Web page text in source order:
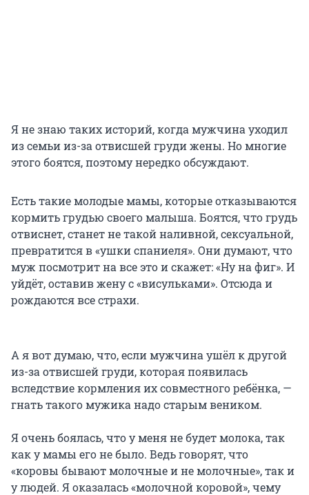
Я не знаю таких историй, когда мужчина уходил
из семьи из-за отвисшей груди жены. Но многие
этого боятся, поэтому нередко обсуждают.
Есть такие молодые мамы, которые отказываются
кормить грудью своего малыша. Боятся, что грудь
отвиснет, станет не такой наливной, сексуальной,
превратится в «ушки спаниеля». Они думают, что
муж посмотрит на все это и скажет: «Ну на фиг». И
уйдёт, оставив жену с «висульками». Отсюда и
рождаются все страхи.
А я вот думаю, что, если мужчина ушёл к другой
из-за отвисшей груди, которая появилась
вследствие кормления их совместного ребёнка, —
гнать такого мужика надо старым веником.
Я очень боялась, что у меня не будет молока, так
как у мамы его не было. Ведь говорят, что
«коровы бывают молочные и не молочные», так и
у людей. Я оказалась «молочной коровой», чему